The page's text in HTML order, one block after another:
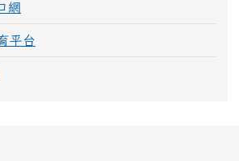
網
平台